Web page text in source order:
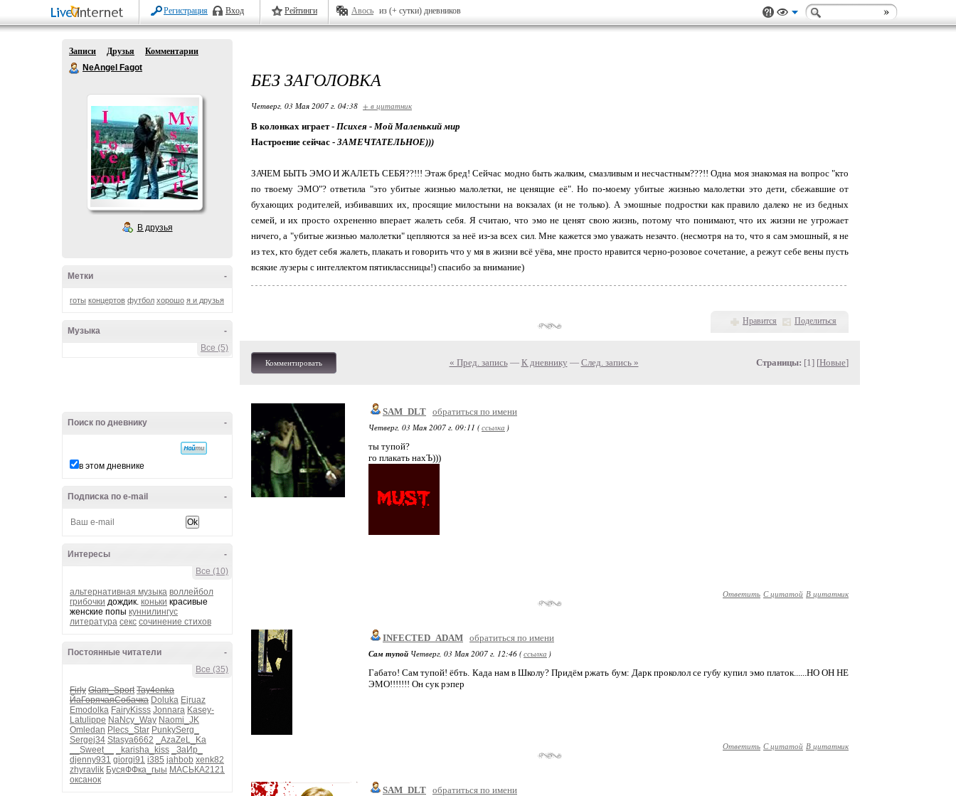
Регистрация Вход Рейтинги Авось из (+ сутки) дневников
Записи Друзья
Комментарии
NeAngel Fagot
В друзья
-
Метки
готы концертов футбол хорошо я и друзья
-
Музыка
Все (5)
-
Поиск по дневнику
в этом дневнике
-
Подписка по e-mail
-
Интересы
Все (10)
альтернативная музыка воллейбол
грибочки дождик. коньки красивые
женские попы куннилингус
литература секс сочинение стихов
-
Постоянные читатели
Все (35)
Firly Glam_Sport Tay4enka
ЙаГорячаяСобачка Doluka Ejruaz
Emodolka FairyKisss Jonnara Kasey-
Latulippe NaNcy_Way Naomi_JK
Omledan Plecs_Star PunkySerg_
Sergej34 Stasya6662
_AzaZeL_Ka
__Sweet__
_karisha_kiss
_ЗаИр_
djenny931 giorgi91 i385 jahbob xenk82
zhyravlik БусяФФка_гыы МАСЬКА2121
оксанок
БЕЗ ЗАГОЛОВКА
Четверг, 03 Мая 2007 г. 04:38 + в цитатник
В колонках играет - Психея - Мой Маленький мир
Настроение сейчас - ЗАМЕЧТАТЕЛЬНОЕ)))
ЗАЧЕМ БЫТЬ ЭМО И ЖАЛЕТЬ СЕБЯ??!!! Этаж бред! Сейчас модно быть жалким, смазливым и несчастным???!! Одна моя знакомая на вопрос "кто
по твоему ЭМО"? ответила "это убитые жизнью малолетки, не ценящие её". Но по-моему убитые жизнью малолетки это дети, сбежавшие от
бухающих родителей, избивавших их, просящие милостыни на вокзалах (и не только). А эмошные подростки как правило далеко не из бедных
семей, и их просто охрененно вперает жалеть себя. Я считаю, что эмо не ценят свою жизнь, потому что понимают, что их жизни не угрожает
ничего, а "убитые жизнью малолетки" цепляются за неё из-за всех сил. Мне кажется эмо уважать незачто. (несмотря на то, что я сам эмошный, я не
из тех, кто будет себя жалеть, плакать и говорить что у мя в жизни всё уёва, мне просто нравится черно-розовое сочетание, а режут себе вены пусть
всякие лузеры с интеллектом пятиклассницы!) спасибо за внимание)
Нравится Поделиться
Комментировать « Пред. запись— К дневнику — След. запись » Страницы: [1] [Новые]
SAM_DLT обратиться по имени
Четверг, 03 Мая 2007 г. 09:11 (ссылка )
ты тупой?
го плакать нахЪ)))
Ответить С цитатой В цитатник
INFECTED_ADAM обратиться по имени
Сам тупой Четверг, 03 Мая 2007 г. 12:46 (ссылка )
Габато! Сам тупой! ёбть. Када нам в Школу? Придём ржать бум: Дарк проколол се губу купил эмо платок......НО ОН НЕ
ЭМО!!!!!!! Он сук рэпер
Ответить С цитатой В цитатник
SAM_DLT обратиться по имени